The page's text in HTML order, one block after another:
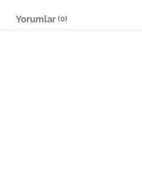
Yorumlar (0)